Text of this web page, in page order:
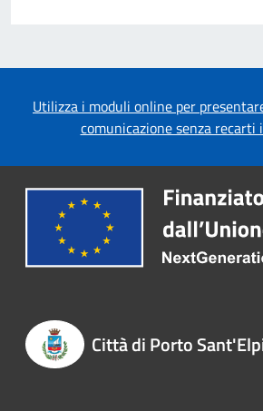
Utilizza i moduli online per
comunicazione senza recarti
Città di Porto